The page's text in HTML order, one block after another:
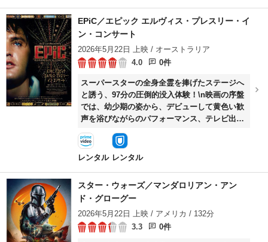
督・脚本は、『パスト ライブス／再会』（24）
で世界中を魅了したセリーヌ・ソン。主人公の
ルーシーを演じるのは、『フィフティ・シェイ
ズ・オブ・グレイ』でスターの座を獲得したダ
コタ・ジョンソン。ルーシーの元カレ・ジョン
ハリーにはペドロ・パスカルがそれぞれ扮し、
プライスレスな三角関係が映し出される。現代
的なテーマを兼ね備えた新たな傑作ラブストー
リーがついに日本公開。
EPiC／エピック エルヴィス・プレスリー・イ
ン・コンサート
2026年5月22日 上映 / オーストラリア
4.0
0件
スーパースターの全⾝全霊を捧げたステージへ
と誘う、97分の圧倒的没⼊体験！\n映画の序盤
では、幼少期の姿から、デビューして⻩⾊い歓
声を浴びながらのパフォーマンス、テレビ出
演、懲役期間などとともに主演映画のフッテー
ジ（『G.I.ブルース』『ブルー・ハワイ』ほ
か）をふんだんに⽤いて、⼀気にエルヴィスの
り、さしずめエルヴィスによるエルヴィスの⼈
⽣語りといったところ。\nそして、ハリウッド
期に終⽌符を打ち、愛する⾳楽への情熱をたぎ
らせてステージにカムバックしたエルヴィス。
レンタル レンタル
スター・ウォーズ／マンダロリアン・アン
ド・グローグー
2026年5月22日 上映 / アメリカ / 132分
3.3
0件